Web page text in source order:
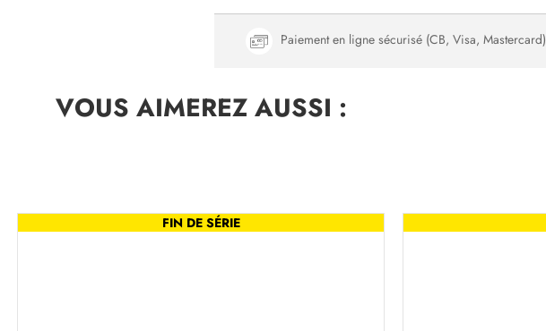
Paiement en ligne sécurisé (CB, Visa, Mastercard)
VOUS AIMEREZAUSSI :
FIN DE SÉRIE